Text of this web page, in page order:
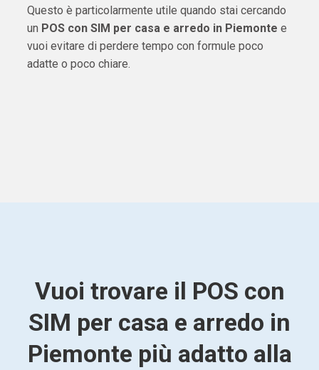
Questo è particolarmente utile quando stai cercando
un POS con SIM per casa e arredo in Piemonte e
vuoi evitare di perdere tempo con formule poco
adatte o poco chiare.
Vuoi trovare il POS con
SIM per casa e arredo in
Piemonte più adatto alla